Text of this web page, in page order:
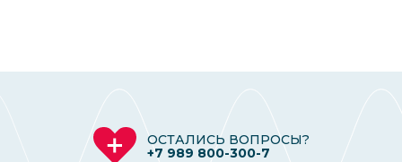
ОСТАЛИСЬ ВОПРОСЫ?
+7 989 800-300-7